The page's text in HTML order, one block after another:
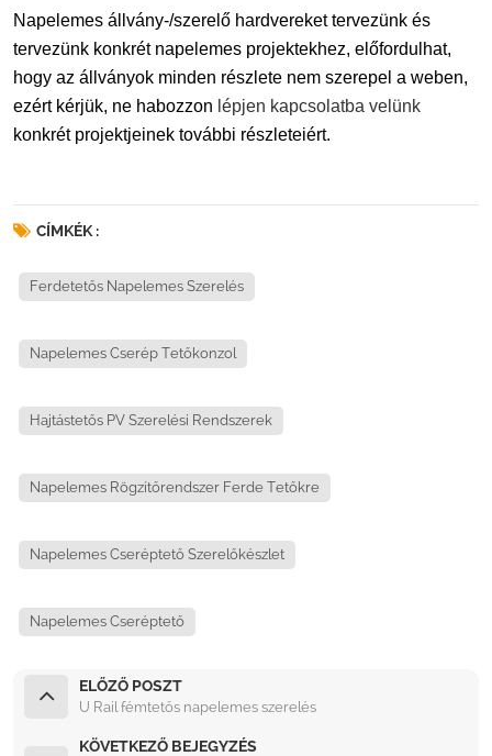
Napelemes állvány-/szerelő hardvereket tervezünk és
tervezünk konkrét napelemes projektekhez, előfordulhat,
hogy az állványok minden részlete nem szerepel a weben,
ezért kérjük, ne habozzon lépjen kapcsolatba velünk
konkrét projektjeinek további részleteiért.
CÍMKÉK :
Ferdetetős Napelemes Szerelés
Napelemes Cserép Tetőkonzol
Hajtástetős PV Szerelési Rendszerek
Napelemes Rögzítőrendszer Ferde Tetőkre
Napelemes Cseréptető Szerelőkészlet
Napelemes Cseréptető
ELŐZŐ POSZT
U Rail fémtetős napelemes szerelés
KÖVETKEZŐ BEJEGYZÉS